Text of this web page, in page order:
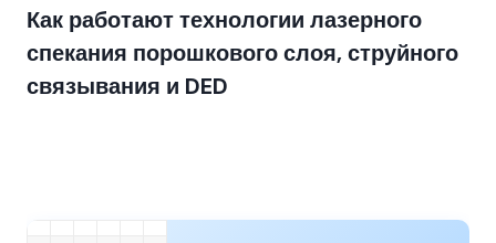
Как работают технологии лазерного
спекания порошкового слоя, струйного
связывания и DED